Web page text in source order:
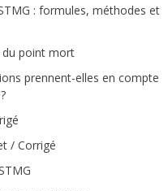
: formules, méthodes et
du point mort
prennent-elles en compte
/ Corrigé